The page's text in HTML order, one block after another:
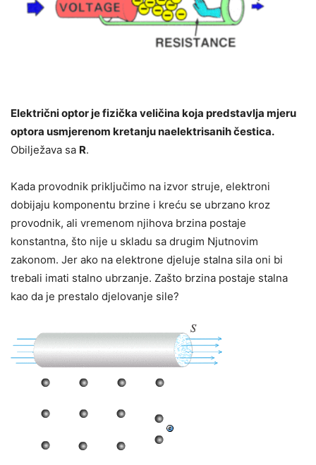
Električni optor je fizička veličina koja predstavlja mjeru
optora usmjerenom kretanjunaelektrisanih čestica.
Obilježava sa R.
Kada provodnik priključimo na izvor struje, elektroni
dobijaju komponentu brzine i kreću se ubrzano kroz
provodnik, ali vremenom njihova brzina postaje
konstantna, što nije u skladu sa drugim Njutnovim
zakonom. Jer ako na elektrone djeluje stalna sila oni bi
trebali imati stalno ubrzanje. Zašto brzina postaje stalna
kao da je prestalo djelovanje sile?